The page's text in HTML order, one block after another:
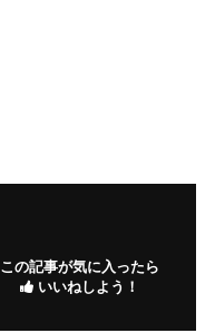
この記事が気に入ったら
いいねしよう！